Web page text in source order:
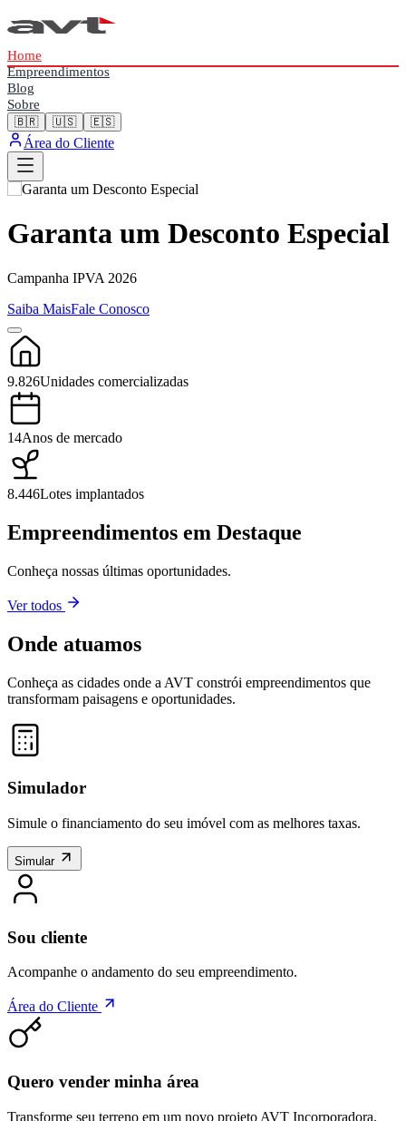
Home
Empreendimentos
Blog
Sobre
🇧🇷 🇺🇸 🇪🇸
Área do Cliente
Garanta um Desconto Especial
Campanha IPVA 2026
Saiba MaisFale Conosco
9.826Unidades comercializadas
14Anos de mercado
8.446Lotes implantados
Empreendimentos em Destaque
Conheça nossas últimas oportunidades.
Ver todos
Onde atuamos
Conheça as cidades onde a AVT constrói empreendimentos que
transformam paisagens e oportunidades.
+
Simulador
Simule o financiamento do seu imóvel com as melhores taxas.
Simular
Sou cliente
Acompanhe o andamento do seu empreendimento.
Área do Cliente
Quero vender minha área
Transforme seu terreno em um novo projeto AVT Incorporadora.